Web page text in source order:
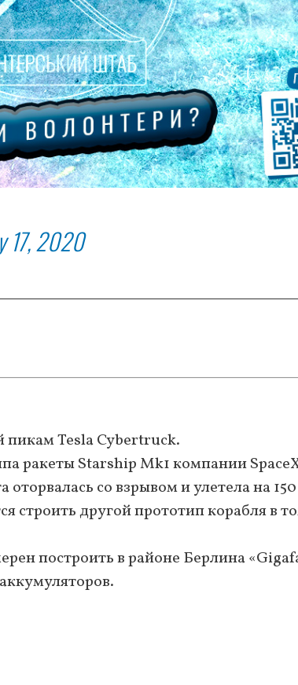
17, 2020
пикам Tesla Cybertruck.
ракеты Starship Mk1 компании
оторвалась со взрывом и улетела на
строить другой прототип корабля в
построить в районе Берлина